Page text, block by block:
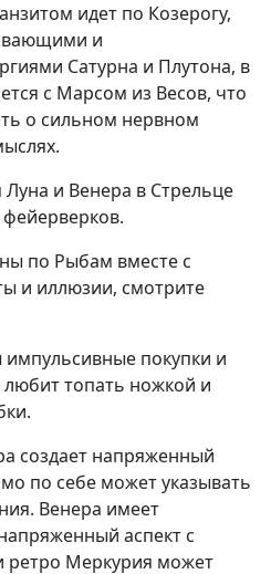
идет по Козерогу,
и
Сатурна и Плутона, в
с Марсом из Весов, что
о сильном нервном
Луна и Венера в Стрельце
по Рыбам вместе с
и иллюзии, смотрите
покупки и
топать ножкой и
создает напряженный
по себе может указывать
Венера имеет
аспект с
Меркурия может